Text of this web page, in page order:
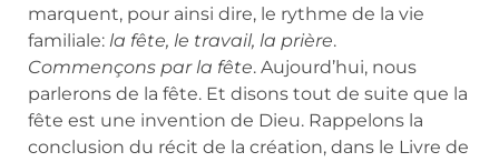
marquent, pour ainsi dire, le rythme de la vie
familiale: la fête, le travail, la prière.
Commençons par la fête. Aujourd’hui, nous
parlerons de la fête. Et disons tout de suite que la
fête est une invention de Dieu. Rappelons la
conclusion du récit de la création, dans le Livre de